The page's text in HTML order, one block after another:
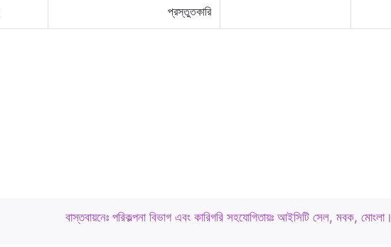
প্রস্তুতকারি
বাস্তবায়নেঃ পরিকল্পনা বিভাগ এবং কারিগরি সহযোগিতায়ঃ আইসিটি সেল, মবক, মোংলা।